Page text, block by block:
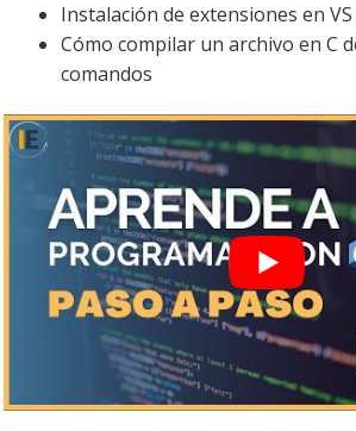
Instalación de extensiones en VS
Cómo compilar un archivo en C
comandos